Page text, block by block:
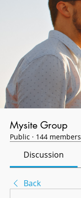
Mysite Group
Public · 144 members
Discussion
Back